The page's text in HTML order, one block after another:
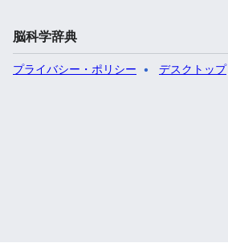
脳科学辞典
プライバシー・ポリシー デスクトップ